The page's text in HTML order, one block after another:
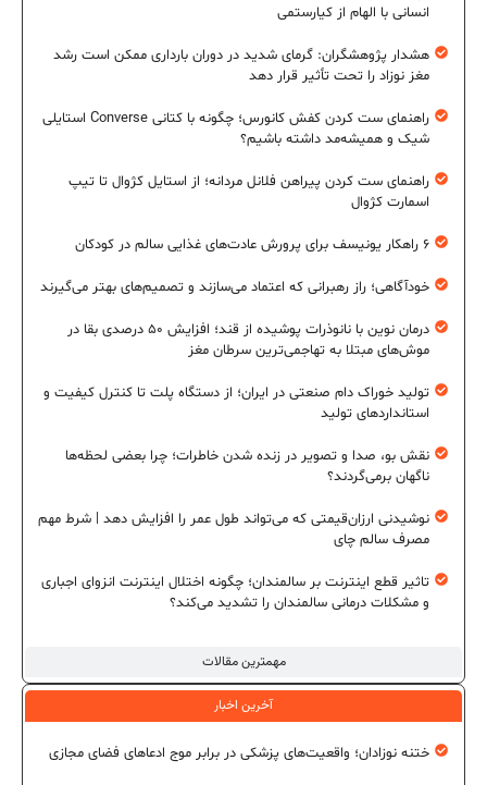
مهمترین مقالات
انسانی با الهام از کیارستمی
هشدار پژوهشگران: گرمای شدید در دوران بارداری ممکن است رشد
مغز نوزاد را تحت تأثیر قرار دهد
راهنمای ست کردن کفش کانورس؛ چگونه با کتانی Converse استایلی
شیک و همیشه‌مد داشته باشیم؟
راهنمای ست کردن پیراهن فلانل مردانه؛ از استایل کژوال تا تیپ
اسمارت کژوال
۶ راهکار یونیسف برای پرورش عادت‌های غذایی سالم در کودکان
خودآگاهی؛ راز رهبرانی که اعتماد می‌سازند و تصمیم‌های بهتر می‌گیرند
درمان نوین با نانوذرات پوشیده از قند؛ افزایش ۵۰ درصدی بقا در
موش‌های مبتلا به تهاجمی‌ترین سرطان مغز
تولید خوراک دام صنعتی در ایران؛ از دستگاه پلت تا کنترل کیفیت و
استانداردهای تولید
نقش بو، صدا و تصویر در زنده شدن خاطرات؛ چرا بعضی لحظه‌ها
ناگهان برمی‌گردند؟
نوشیدنی ارزان‌قیمتی که می‌تواند طول عمر را افزایش دهد | شرط مهم
مصرف سالم چای
تاثیر قطع اینترنت بر سالمندان؛ چگونه اختلال اینترنت انزوای اجباری
و مشکلات درمانی سالمندان را تشدید می‌کند؟
آخرین اخبار
ختنه نوزادان؛ واقعیت‌های پزشکی در برابر موج ادعاهای فضای مجازی